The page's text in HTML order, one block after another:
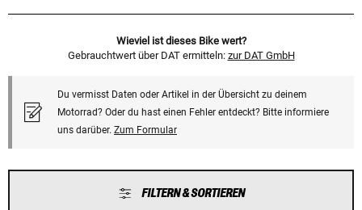
Wieviel ist dieses Bike wert?
Gebrauchtwert über DAT ermitteln: zur DAT GmbH
Du vermisst Daten oder Artikel in der Übersicht zu deinem
Motorrad? Oder du hast einen Fehler entdeckt? Bitte informiere
uns darüber. Zum Formular
FILTERN & SORTIEREN